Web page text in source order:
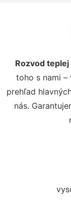
Rozvod
toho s nami –
prehľad
nás.